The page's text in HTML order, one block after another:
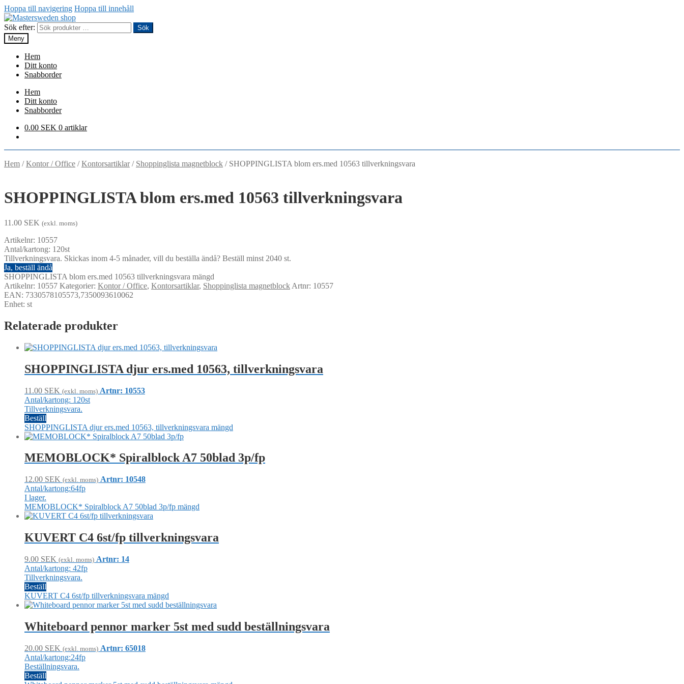
Hoppa till navigering Hoppa till innehåll
Sök efter:
Sök
Meny
Hem
Ditt konto
Snabborder
Hem
Ditt konto
Snabborder
0.00 SEK 0 artiklar
Hem /Kontor / Office /Kontorsartiklar/ Shoppinglista magnetblock / SHOPPINGLISTA blom ers.med 10563 tillverkningsvara
SHOPPINGLISTA blom ers.med 10563 tillverkningsvara
11.00 SEK (exkl. moms)
Artikelnr: 10557
Antal/kartong: 120st
Tillverkningsvara. Skickas inom 4-5 månader, vill du beställa ändå? Beställ minst 2040 st.
Ja, beställ ändå
SHOPPINGLISTA blom ers.med 10563 tillverkningsvara mängd
Artikelnr: 10557 Kategorier: Kontor / Office, Kontorsartiklar, Shoppinglista magnetblock Artnr: 10557
EAN: 7330578105573,7350093610062
Enhet: st
Relaterade produkter
SHOPPINGLISTA djur ers.med 10563, tillverkningsvara
11.00 SEK (exkl. moms) Artnr: 10553
Antal/kartong: 120st
Tillverkningsvara.
Beställ
SHOPPINGLISTA djur ers.med 10563, tillverkningsvara mängd
MEMOBLOCK* Spiralblock A7 50blad 3p/fp
12.00 SEK (exkl. moms) Artnr: 10548
Antal/kartong:64fp
I lager.
MEMOBLOCK* Spiralblock A7 50blad 3p/fp mängd
KUVERT C4 6st/fp tillverkningsvara
9.00 SEK (exkl. moms) Artnr: 14
Antal/kartong: 42fp
Tillverkningsvara.
Beställ
KUVERT C4 6st/fp tillverkningsvara mängd
Whiteboard pennor marker 5st med sudd beställningsvara
20.00 SEK (exkl. moms) Artnr: 65018
Antal/kartong:24fp
Beställningsvara.
Beställ